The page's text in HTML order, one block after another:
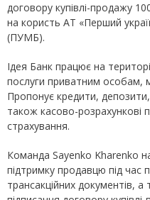
договору купівлі-продажу
на користь АТ «Перший
(ПУМБ).
Ідея Банк працює на
послуги приватним особам,
Пропонує кредити,
також касово-розрахункові
страхування.
Команда Sayenko Kharenko
підтримку продавцю під час
трансакційних документів,